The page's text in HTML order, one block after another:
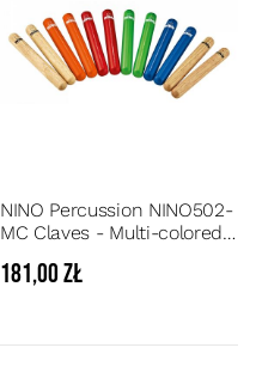
NINO Percussion NINO502-
MC Claves - Multi-colored -
par kolorowych,
181,00 zł